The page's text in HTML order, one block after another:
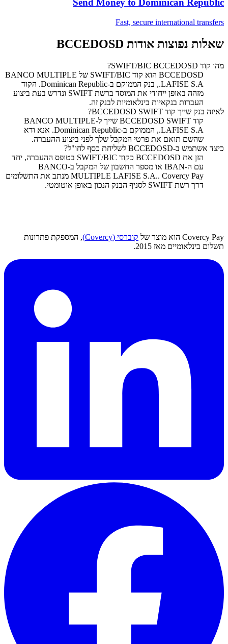
Send Money to Dominican Republic
Fast, secure international transfers
שאלות נפוצות אודות BCCEDOSD
מהו קוד SWIFT/BIC BCCEDOSD?
‏BCCEDOSD הוא קוד SWIFT/BIC של BANCO MULTIPLE
LAFISE S.A., בנק הממוקם ב-Dominican Republic. הקוד
מזהה באופן ייחודי את המוסד ברשת SWIFT ונדרש בעת ביצוע
העברות בנקאיות בינלאומיות לבנק זה.
לאיזה בנק שייך קוד SWIFT ‏BCCEDOSD?
קוד SWIFT ‏BCCEDOSD שייך ל-BANCO MULTIPLE
LAFISE S.A., הממוקם ב-Dominican Republic. אנא ודא
שהשם תואם את פרטי המקבל שלך לפני ביצוע ההעברה.
כיצד אשתמש ב-BCCEDOSD לשליחת כסף לחו"ל?
הזן את BCCEDOSD כקוד SWIFT/BIC בטופס ההעברה, יחד
עם ה-IBAN או מספר החשבון של המקבל ב-BANCO
MULTIPLE LAFISE S.A.. Covercy Pay מנתב את התשלומים
דרך רשת SWIFT לסניף הבנק הנכון באופן אוטומטי.
Covercy Pay הוא מוצר של קוברסי (Covercy)
, המספקת פתרונות
תשלום בינלאומיים מאז 2015.